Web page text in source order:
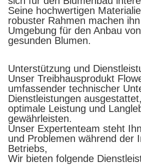
Seine hochwertigen
robuster Rahmen machen
Umgebung für den Anbau
gesunden Blumen.
Unterstützung und
Unser Treibhausprodukt
umfassender technischer
Dienstleistungen
optimale Leistung und
gewährleisten.
Unser Expertenteam steht
und Problemen während der
Betriebs,
Wir bieten folgende